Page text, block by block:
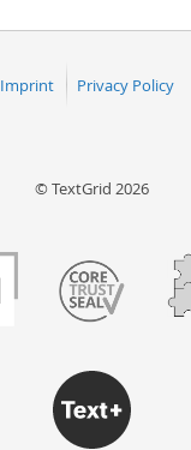
Imprint Privacy Policy
© TextGrid 2026